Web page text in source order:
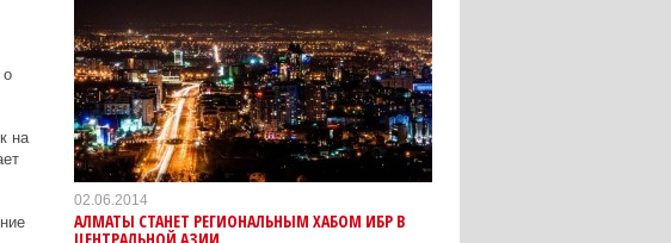
о
на
02.06.2014
АЛМАТЫ СТАНЕТ РЕГИОНАЛЬНЫМ ХАБОМ ИБР В
ЦЕНТРАЛЬНОЙ АЗИИ